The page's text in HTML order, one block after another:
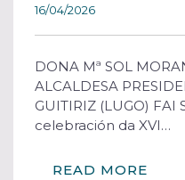
16/04/2026
DONA Mª SOL
ALCALDESA
GUITIRIZ (LUGO)
celebración da XVI…
READ MORE